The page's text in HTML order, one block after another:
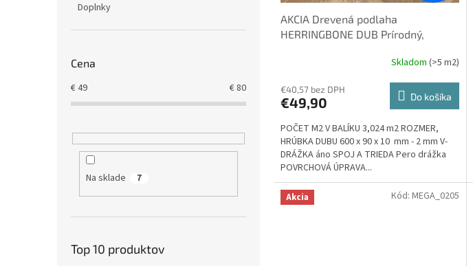
Doplnky
Cena
€49 €80
Na sklade 7
Top 10 produktov
AKCIA Drevená podlaha
HERRINGBONE DUB Prírodný,
špára 10x90x600mm - rybia kosť
produktu
je
z
5
hviezdičiek.
Skladom (>5 m2)
€40,57 bez DPH
€49,90 Do košíka
POČET M2 V BALÍKU 3,024 m2 ROZMER,
HRÚBKA DUBU 600 x 90 x 10 mm - 2 mm V-
DRÁŽKA áno SPOJ A TRIEDA Pero drážka
POVRCHOVÁ ÚPRAVA...
Akcia Kód: MEGA_0205